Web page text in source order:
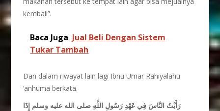
kembali”.
Baca Juga Jual Beli Dengan Sistem
Tukar Tambah
Dan dalam riwayat lain lagi Ibnu Umar Rahiyalahu
‘anhuma berkata.
رَأَيْتُ النَّاسَ فِي عَهْدِ رَسُولِ اللَّهِ صلى الله عليه وسلم إِذَا